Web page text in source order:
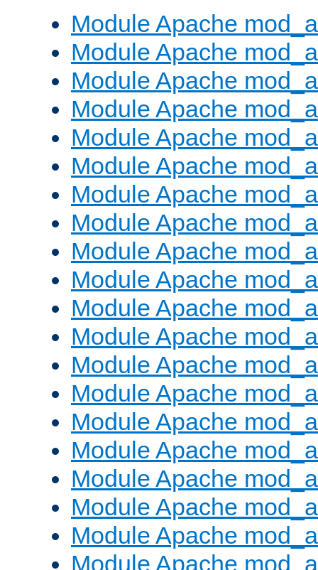
Module Apache
Module Apache
Module Apache
Module Apache
Module Apache
Module Apache
Module Apache
Module Apache
Module Apache
Module Apache
Module Apache
Module Apache
Module Apache
Module Apache
Module Apache
Module Apache
Module Apache
Module Apache
Module Apache
Module Apache